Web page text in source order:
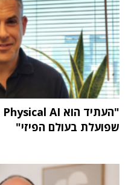
שפועלת בעולם הפיזי"